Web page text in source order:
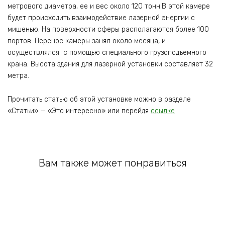
метрового диаметра, ее и вес около 120 тонн.В этой камере
будет происходить взаимодействие лазерной энергии с
мишенью. На поверхности сферы располагаются более 100
портов. Перенос камеры занял около месяца, и
осуществлялся с помощью специального грузоподъемного
крана. Высота здания для лазерной установки составляет 32
метра.
Прочитать статью об этой установке можно в разделе
«Статьи» — «Это интересно» или перейдя ссылке
Вам также может понравиться